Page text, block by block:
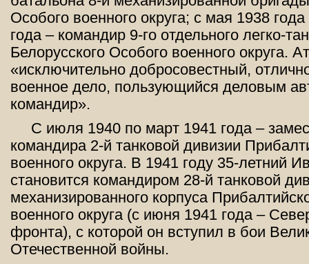
Особого военного округа; с мая 1938
года – командир 9-го отдельного легко-
Белорусского Особого военного округа.
«исключительно добросовестный,
военное дело, пользующийся деловым
командир».
С июля 1940 по март 1941 года –
командира 2-й танковой дивизии
военного округа. В 1941 году 35-летний
становится командиром 28-й танковой
механизированного корпуса
военного округа (с июня 1941 года –
фронта), с которой он вступил в бои
Отечественной войны.